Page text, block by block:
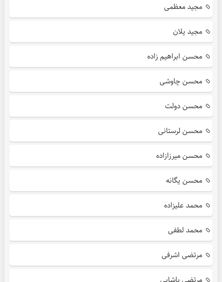
مجید معظمی
مجید یلان
محسن ابراهیم زاده
محسن چاوشی
محسن دولت
محسن لرستانی
محسن میرزازاده
محسن یگانه
محمد علیزاده
محمد لطفی
مرتضی اشرفی